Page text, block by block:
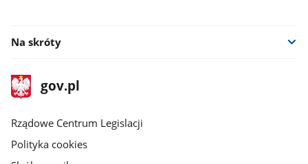
Na skróty
stopka
gov.plStrona
gov.pl
Rządowe Centrum Legislacji
Polityka cookies